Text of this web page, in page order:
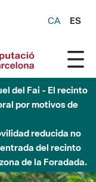
CA ES
del Fai - El recinto
por motivos de
reducida no
del recinto
de la Foradada.